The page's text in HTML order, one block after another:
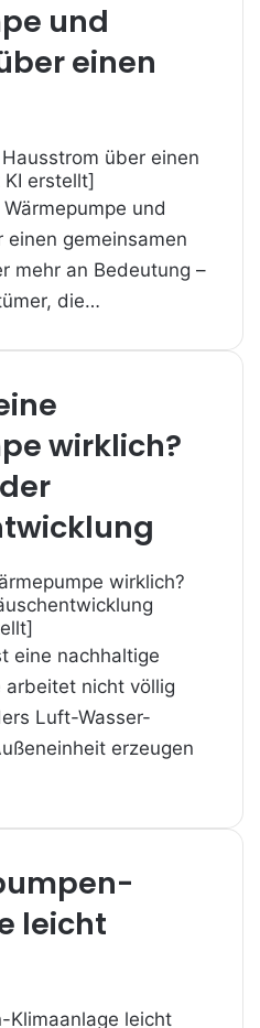
und
einen
und
gemeinsamen
mehr an Bedeutung –
die…
wirklich?
eine nachhaltige
arbeitet nicht völlig
Luft-Wasser-
erzeugen
leicht